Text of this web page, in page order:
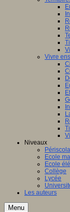
Vivre
Niveaux
Ecole
Ecole
Collège
Lycée
Les auteurs
Menu